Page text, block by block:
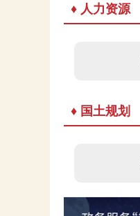
♦ 人力资源
♦ 国土规划